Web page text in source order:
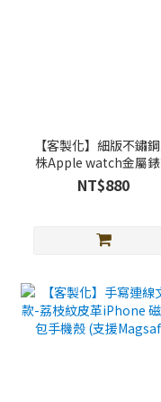
【客製化】細版不鏽
株Apple watch金屬
NT$880